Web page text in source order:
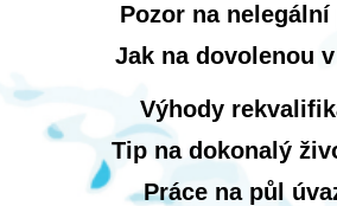
Pozor na nelegální
Jak na dovolenou
Výhody
Tip na dokonalý
Práce na půl